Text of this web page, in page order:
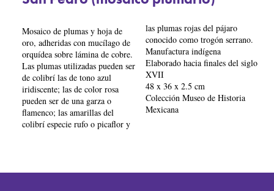
Mosaico de plumas y hoja de
oro, adheridas con mucílago de
orquídea sobre lámina de cobre.
Las plumas utilizadas pueden ser
de colibrí las de tono azul
iridiscente; las de color rosa
pueden ser de una garza o
flamenco; las amarillas del
colibrí especie rufo o picaflor y
las plumas rojas del pájaro
conocido como trogón serrano.
Manufactura indígena
Elaborado hacia finales del siglo
XVII
48 x 36 x 2.5 cm
Colección Museo de Historia
Mexicana